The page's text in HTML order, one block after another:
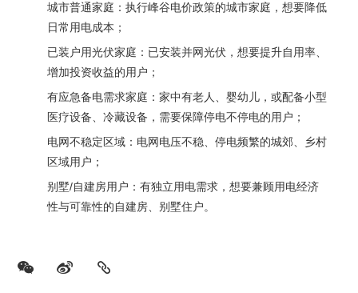
城市普通家庭：执行峰谷电价政策的城市家庭，想要降低
日常用电成本；
已装户用光伏家庭：已安装并网光伏，想要提升自用率、
增加投资收益的用户；
有应急备电需求家庭：家中有老人、婴幼儿，或配备小型
医疗设备、冷藏设备，需要保障停电不停电的用户；
电网不稳定区域：电网电压不稳、停电频繁的城郊、乡村
区域用户；
别墅/自建房用户：有独立用电需求，想要兼顾用电经济
性与可靠性的自建房、别墅住户。